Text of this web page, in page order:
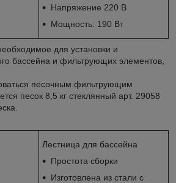
Напряжение 220 В
Мощность: 190 Вт
для установки и
бассейна и фильтрующих элементов,
песочным фильтрующим
песок 8,5 кг стеклянный арт. 29058
Лестница для бассейна
Простота сборки
Изготовлена из стали с